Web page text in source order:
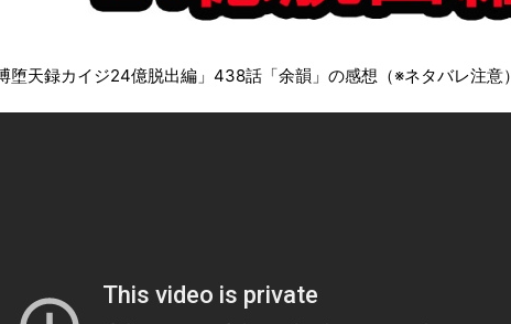
堕天録カイジ24億脱出編」438話「余韻」の感想（※ネタバレ注意）